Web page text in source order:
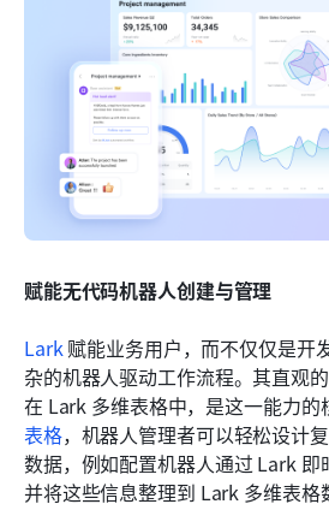
赋能无代码机器人创建与管理
Lark 赋能业务用户，而不仅仅是开
杂的机器人驱动工作流程。其直观
在 Lark 多维表格中，是这一能力的
表格，机器人管理者可以轻松设计
数据，例如配置机器人通过 Lark 即
并将这些信息整理到 Lark 多维表